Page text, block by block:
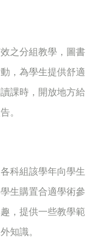
之分組教學，圖書
，為學生提供舒適
課時，開放地方給
。
科組該學年向學生
生購置合適學術參
，提供一些教學範
知識。